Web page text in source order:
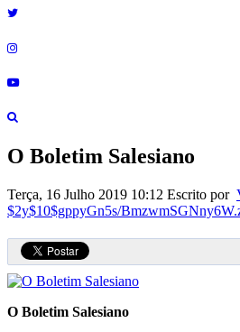
O Boletim Salesiano
Terça, 16 Julho 2019 10:12 Escrito por
$2y$10$gppyGn5s/
O Boletim Salesiano